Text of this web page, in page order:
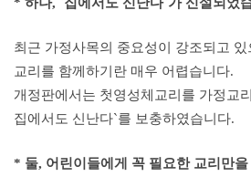
* 하나, `집에서도 신난다`가 신설되었
최근 가정사목의 중요성이 강조되고
교리를 함께하기란 매우 어렵습니다.
개정판에서는 첫영성체교리를 가정교
집에서도 신난다`를 보충하였습니다.
* 둘, 어린이들에게 꼭 필요한 교리만